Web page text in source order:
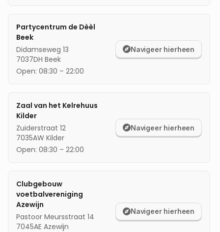
Partycentrum de Dèèl
Beek
Didamseweg 13
7037DH Beek
Open: 08:30 – 22:00
Navigeer hierheen
Zaal van het Kelrehuus
Kilder
Zuiderstraat 12
7035AW Kilder
Open: 08:30 – 22:00
Navigeer hierheen
Clubgebouw
voetbalvereniging
Azewijn
Pastoor Meursstraat 14
7045AE Azewijn
Navigeer hierheen